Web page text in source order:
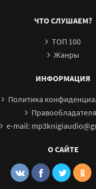
ЧТО СЛУШАЕМ?
ТОП 100
Жанры
ИНФОРМАЦИЯ
Политика
e-mail:
О САЙТЕ